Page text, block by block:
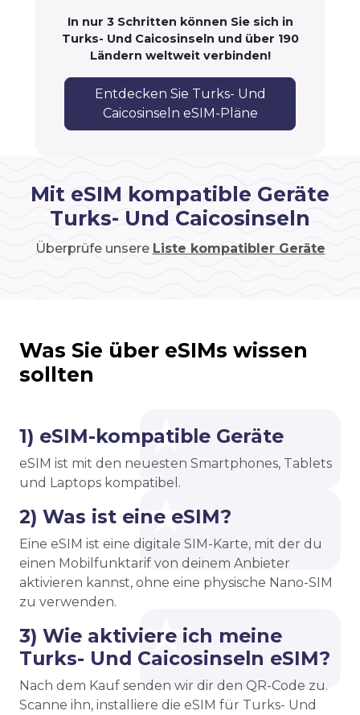
In nur 3 Schritten können Sie sich in
Turks- Und Caicosinseln und über 190
Ländern weltweit verbinden!
Entdecken Sie Turks- Und
Caicosinseln eSIM-Pläne
Mit eSIM kompatible Geräte
Turks- Und Caicosinseln
Überprüfe unsere Liste kompatibler Geräte
Was Sie über eSIMs wissen
sollten
1) eSIM-kompatible Geräte
eSIM ist mit den neuesten Smartphones, Tablets
und Laptops kompatibel.
2) Was ist eine eSIM?
Eine eSIM ist eine digitale SIM-Karte, mit der du
einen Mobilfunktarif von deinem Anbieter
aktivieren kannst, ohne eine physische Nano-SIM
zu verwenden.
3) Wie aktiviere ich meine
Turks- Und Caicosinseln eSIM?
Nach dem Kauf senden wir dir den QR-Code zu.
Scanne ihn, installiere die eSIM für Turks- Und